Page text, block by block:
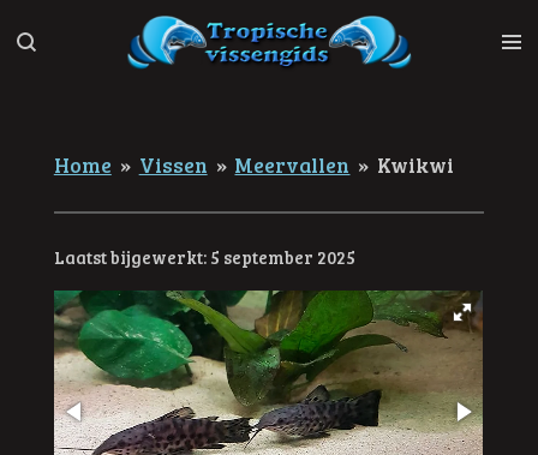
direct
Home » Vissen » Meervallen » Kwikwi
Laatst bijgewerkt: 5 september 2025